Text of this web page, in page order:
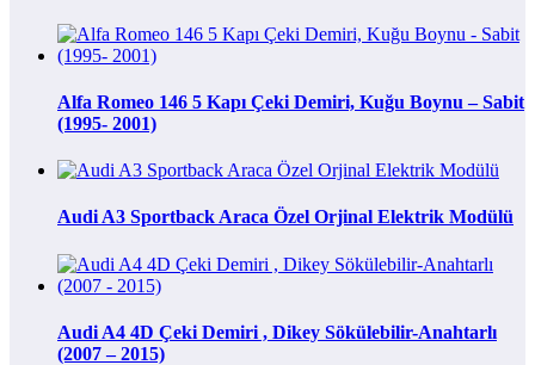
Alfa Romeo 146 5 Kapı Çeki Demiri, Kuğu Boynu – Sabit
(1995- 2001)
Audi A3 Sportback Araca Özel Orjinal Elektrik Modülü
Audi A4 4D Çeki Demiri , Dikey Sökülebilir-Anahtarlı
(2007 – 2015)